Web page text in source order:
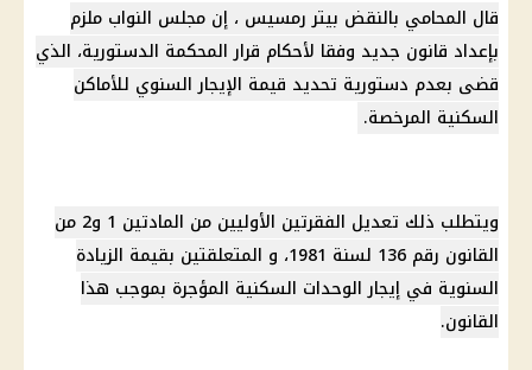
قال المحامي بالنقض بيتر رمسيس ، إن مجلس النواب ملزم
بإعداد قانون جديد وفقا لأحكام قرارالمحكمة الدستورية، الذي
قضى بعدم دستورية تحديد قيمة الإيجارالسنوي للأماكن
السكنية المرخصة.
ويتطلب ذلك تعديل الفقرتين الأوليين من المادتين 1 و2 من
القانون رقم 136 لسنة 1981، و المتعلقتين بقيمة الزيادة
السنوية في إيجار الوحدات السكنية المؤجرة بموجب هذا
القانون.